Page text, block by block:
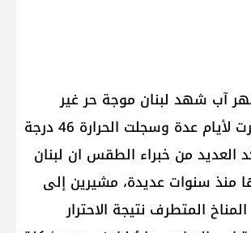
آب شهد لبنان موجة حر غير
مسبوقة استمرت لأيام عدة وسجلت الحرارة 46 درجة
العديد من خبراء الطقس ان لبنان
منذ سنوات عديدة، مشيرين إلى
المتطرف نتيجة الاحترار